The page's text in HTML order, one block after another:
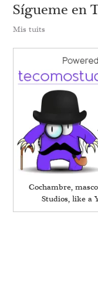
Sígueme en
Mis tuits
Cochambre,
Studios, like a